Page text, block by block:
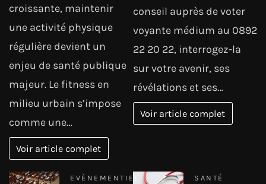
croissante, maintenir
une activité physique
régulière devient un
enjeu de santé publique
majeur. Le fitness en
milieu urbain s’impose
comme une…
Voir article complet
conseil auprès de voter
voyante médium au 0892
22 20 22, interrogez-la
sur votre avenir, ses
révélations et ses…
Voir article complet
EVÈNEMENTIEL
SANTÉ